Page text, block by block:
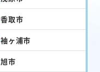
香取市
袖ヶ浦市
旭市